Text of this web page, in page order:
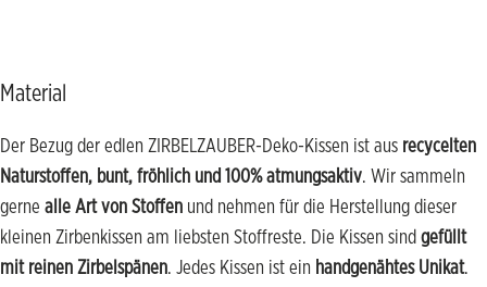
Material
Der Bezug der edlen ZIRBELZAUBER-Deko-Kissen ist aus recycelten
Naturstoffen, bunt, fröhlich und 100% atmungsaktiv. Wir sammeln
gerne alle Art von Stoffen und nehmen für die Herstellung dieser
kleinen Zirbenkissen am liebsten Stoffreste. Die Kissen sind gefüllt
mit reinen Zirbelspänen. Jedes Kissen ist ein handgenähtes Unikat.